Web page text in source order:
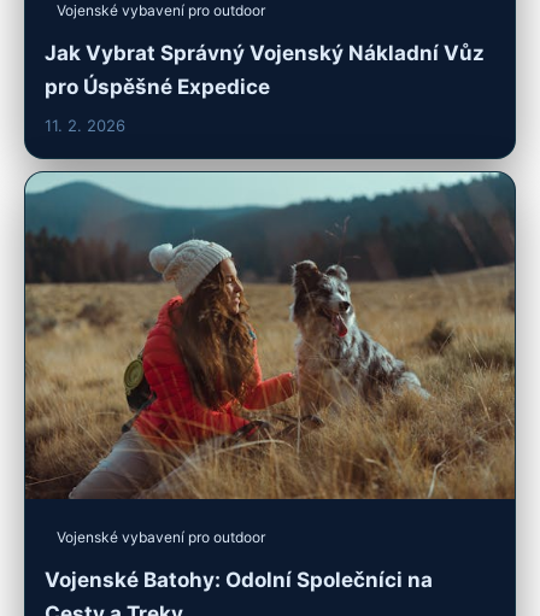
Vojenské vybavení pro outdoor
Jak Vybrat Správný Vojenský Nákladní Vůz
pro Úspěšné Expedice
11. 2. 2026
Vojenské vybavení pro outdoor
Vojenské Batohy: Odolní Společníci na